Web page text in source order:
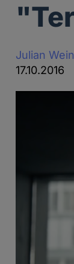
Julian
17.10.2016